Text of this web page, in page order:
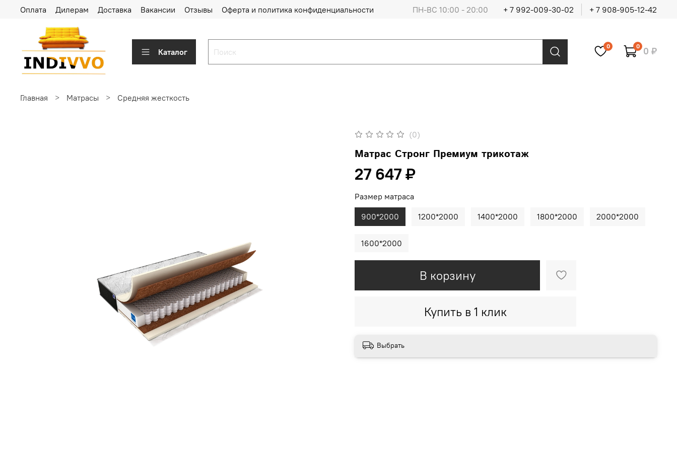
Оплата Дилерам Доставка Вакансии Отзывы Оферта и политика конфиденциальности ПН-ВС 10:00 - 20:00 + 7 992-009-30-02 + 7 908-905-12-42
Каталог
0 0 0 ₽
Главная Матрасы Средняя жесткость
(0)
Матрас Стронг Премиум трикотаж
27 647 ₽
В корзину
Купить в 1 клик
Размер матраса
900*2000 1200*2000 1400*2000 1800*2000 2000*2000
1600*2000
Выбрать